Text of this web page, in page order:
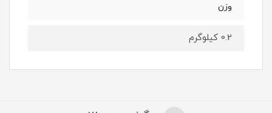
وزن
0.2 کیلوگرم